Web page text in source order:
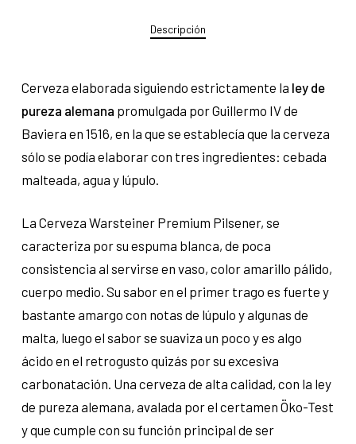
Descripción
Cerveza elaborada siguiendo estrictamente la ley de
pureza alemana promulgada por Guillermo IV de
Baviera en 1516, en la que se establecía que la cerveza
sólo se podía elaborar con tres ingredientes: cebada
malteada, agua y lúpulo.
La Cerveza Warsteiner Premium Pilsener, se
caracteriza por su espuma blanca, de poca
consistencia al servirse en vaso, color amarillo pálido,
cuerpo medio. Su sabor en el primer trago es fuerte y
bastante amargo con notas de lúpulo y algunas de
malta, luego el sabor se suaviza un poco y es algo
ácido en el retrogusto quizás por su excesiva
carbonatación. Una cerveza de alta calidad, con la ley
de pureza alemana, avalada por el certamen Öko-Test
y que cumple con su función principal de ser